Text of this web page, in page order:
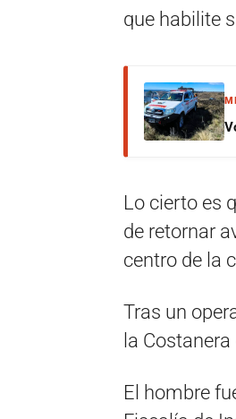
que habilite
Lo cierto es
de retornar
centro de la
Tras un
la
El hombre